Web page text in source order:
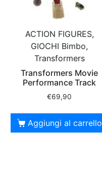
ACTION FIGURES,
GIOCHI Bimbo,
Transformers
Transformers Movie
Performance Track
€69,90
Aggiungi al carrello